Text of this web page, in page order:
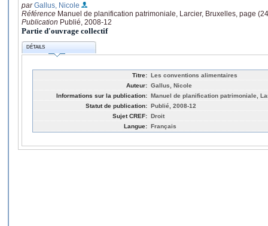
parGallus, Nicole
Référence Manuel de planification patrimoniale, Larcier, Bruxelles, page
Publication Publié, 2008-12
Partie d'ouvrage collectif
DÉTAILS
Titre: Les conventions alimentaires
Auteur: Gallus, Nicole
Informations sur la publication: Manuel de planification patrimoniale,
Statut de publication: Publié, 2008-12
Sujet CREF: Droit
Langue: Français